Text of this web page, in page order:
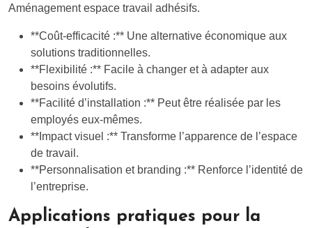
Aménagement espace travail adhésifs.
**Coût-efficacité :** Une alternative économique aux
solutions traditionnelles.
**Flexibilité :** Facile à changer et à adapter aux
besoins évolutifs.
**Facilité d’installation :** Peut être réalisée par les
employés eux-mêmes.
**Impact visuel :** Transforme l’apparence de l’espace
de travail.
**Personnalisation et branding :** Renforce l’identité de
l’entreprise.
Applications pratiques pour la